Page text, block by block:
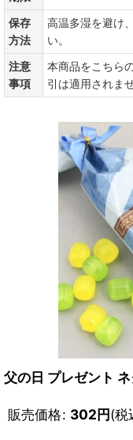
保存
方法
高温多湿を避け
い。
注意
事項
本商品をこちら
引は適用されませ
父の日 プレゼント
販売価格: 302円(税